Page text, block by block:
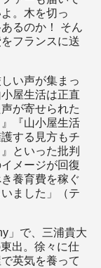
。木を切っ
るのか！ そん
フランスに送
い声が集まっ
屋生活は正直
が寄せられた
『山小屋生活
する見方もチ
といった批判
メージが回復
養育費を稼ぐ
ました」（テ
」で、三浦貴大
出。徐々に仕
英気を養って